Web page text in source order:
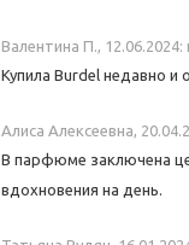
Валентина П., 12.06.2024:
Купила Burdel недавно и
Алиса Алексеевна,
В парфюме заключена
вдохновения на день.